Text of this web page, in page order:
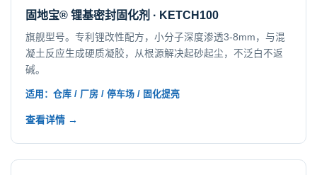
固地宝® 锂基密封固化剂 · KETCH100
旗舰型号。专利锂改性配方，小分子深度渗透3-8mm，与混
凝土反应生成硬质凝胶，从根源解决起砂起尘，不泛白不返
碱。
适用：仓库 / 厂房 / 停车场 / 固化提亮
查看详情 →